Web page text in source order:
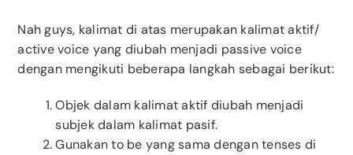
Nah guys, kalimat di atas merupakan kalimat aktif/
active voice yang diubah menjadi passive voice
dengan mengikuti beberapa langkah sebagai berikut:
Objek dalam kalimat aktif diubah menjadi
subjek dalam kalimat pasif.
Gunakan to be yang sama dengan tenses di